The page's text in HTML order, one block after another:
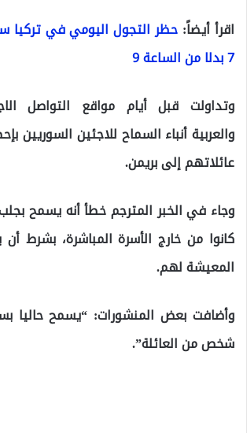
اقرأ أيضاً: حظر التجول اليومي في تركيا
7 بدلا من الساعة 9
وتداولت قبل أيام مواقع التواصل
عائلاتهم إلى بريمن.
وجاء في الخبر المترجم خطأ أنه يسمح
كانوا من خارج الأسرة المباشرة، بشرط
المعيشة لهم.
وأضافت بعض المنشورات: “يسمح حاليا
شخص من العائلة”.